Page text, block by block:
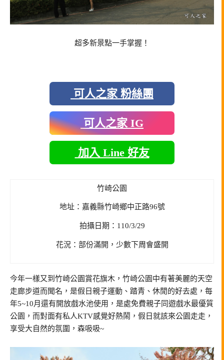
超多新景點一手掌握！
可人之家 粉絲團
可人之家 IG
加入 Line 好友
竹崎公園
地址：嘉義縣竹崎鄉中正路96號
拍攝日期：110/3/29
花況：部份滿開，少數下周會盛開
今年一樣又到竹崎公園賞花旗木，竹崎公園中有著美麗的天空
走廊步道而聞名，是假日親子運動、踏青、休閒的好去處，每
年5~10月還有開放戲水池使用，是處免費親子同遊戲水最優質
公園，而對面有私人KTV感覺好熱鬧，假日就該來公園走走，
享受大自然的氛圍，森吸吸~